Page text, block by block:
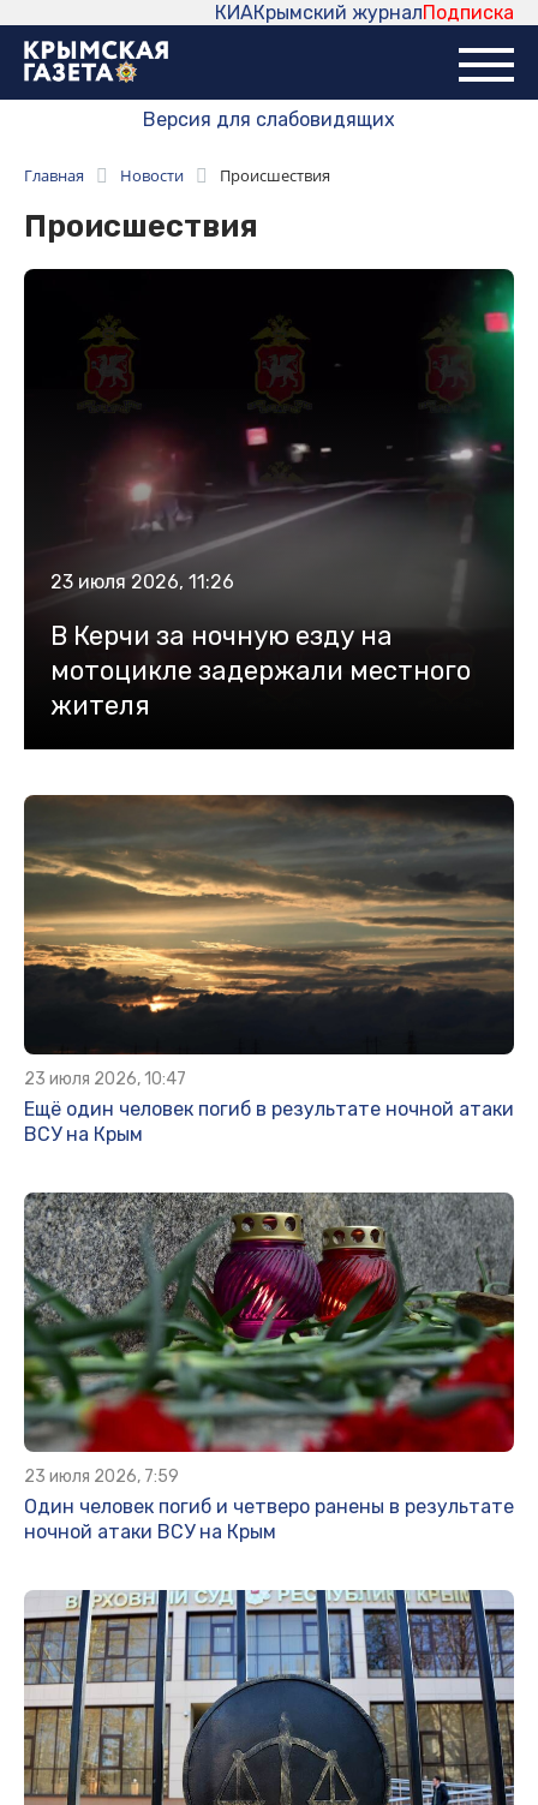
Подписка
Крымский журнал
КИА
Версия для слабовидящих
Главная Новости Происшествия
Происшествия
23 июля 2026, 11:26
В Керчи за ночную езду на
мотоцикле задержали местного
жителя
23 июля 2026, 10:47
Ещё один человек погиб в результате ночной атаки
ВСУ на Крым
23 июля 2026, 7:59
Один человек погиб и четверо ранены в результате
ночной атаки ВСУ на Крым